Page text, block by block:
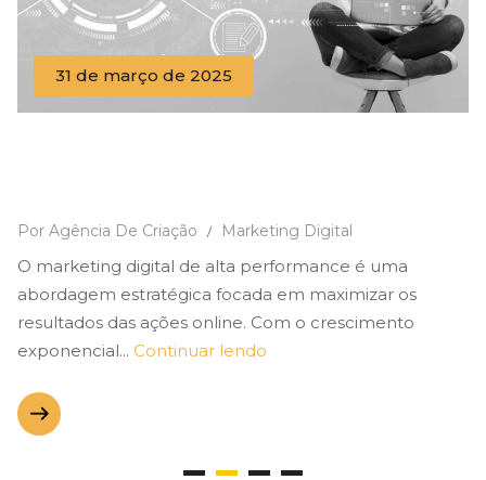
31 de março de 2025
Por Agência De Criação / Marketing Digital
O marketing digital de alta performance é uma
abordagem estratégica focada em maximizar os
resultados das ações online. Com o crescimento
exponencial... Continuar lendo